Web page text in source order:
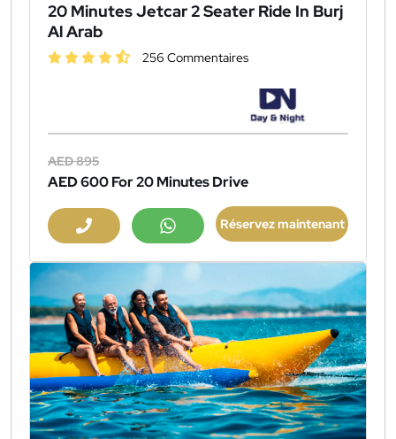
20 Minutes Jetcar 2 Seater Ride In Burj
Al Arab
256 Commentaires
AED 895
AED 600For 20 Minutes Drive
Réservez maintenant